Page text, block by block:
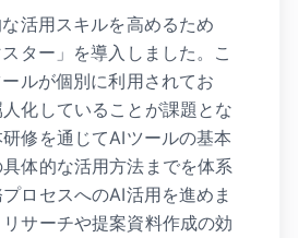
活用スキルを高めるため
スター」を導入しました。こ
ルが個別に利用されてお
化していることが課題とな
修を通じてAIツールの基本
体的な活用方法までを体系
ロセスへのAI活用を進めま
サーチや提案資料作成の効